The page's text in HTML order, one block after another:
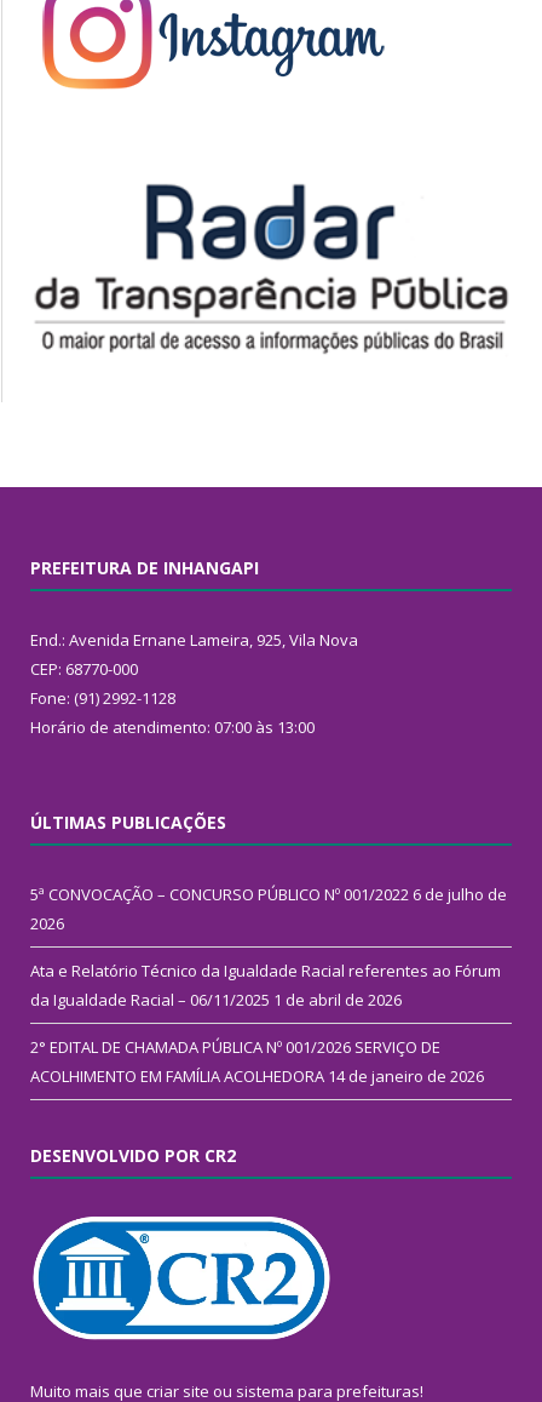
PREFEITURA DE INHANGAPI
End.: Avenida Ernane Lameira, 925, Vila Nova
CEP: 68770-000
Fone: (91) 2992-1128
Horário de atendimento: 07:00 às 13:00
ÚLTIMAS PUBLICAÇÕES
5ª CONVOCAÇÃO – CONCURSO PÚBLICO Nº 001/2022 6 de julho de
2026
Ata e Relatório Técnico da Igualdade Racial referentes ao Fórum
da Igualdade Racial – 06/11/2025 1 de abril de 2026
2° EDITAL DE CHAMADA PÚBLICA Nº 001/2026 SERVIÇO DE
ACOLHIMENTO EM FAMÍLIA ACOLHEDORA 14 de janeiro de 2026
DESENVOLVIDO POR CR2
Muito mais que criar site ou sistema para prefeituras!